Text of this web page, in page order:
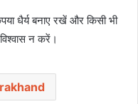
धैर्य बनाए रखें और किसी भी
न करें।